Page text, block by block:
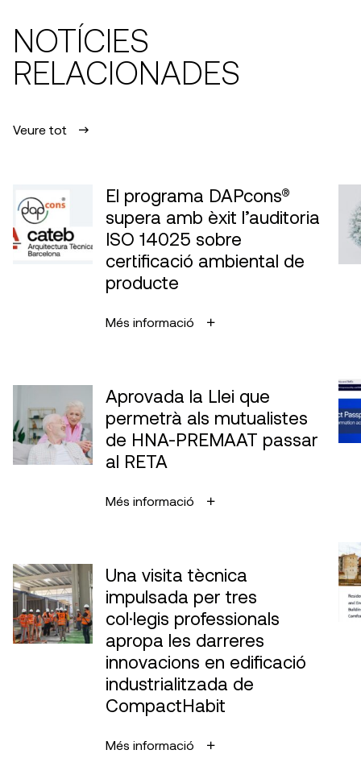
NOTÍCIES
RELACIONADES
Veure tot
El programa DAPcons®
supera amb èxit l’auditoria
ISO 14025 sobre
certificació ambiental de
producte
Més informació
Aprovada la Llei que
permetrà als mutualistes
de HNA-PREMAAT passar
al RETA
Més informació
Una visita tècnica
impulsada per tres
col·legis professionals
apropa les darreres
innovacions en edificació
industrialitzada de
CompactHabit
Més informació